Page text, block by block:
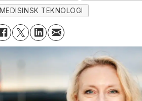
MEDISINSK TEKNOLOGI